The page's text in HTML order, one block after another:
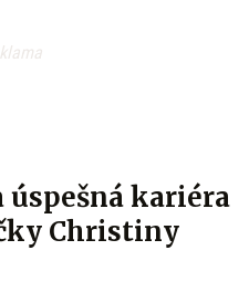
kariéra
Christiny